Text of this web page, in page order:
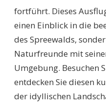
fortführt. Dieses
einen Einblick in die
des Spreewalds,
Naturfreunde mit
Umgebung. Besuchen
entdecken Sie diesen
der idyllischen